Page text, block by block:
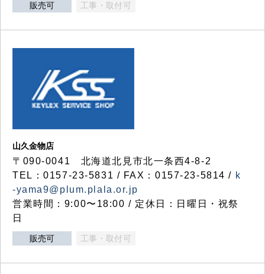
販売可 工事・取付可
山久金物店
〒090-0041 北海道北見市北一条西4-8-2
TEL：0157-23-5831 / FAX：0157-23-5814 / k
-yama9@plum.plala.or.jp
営業時間：9:00〜18:00 / 定休日：日曜日・祝祭
日
販売可 工事・取付可